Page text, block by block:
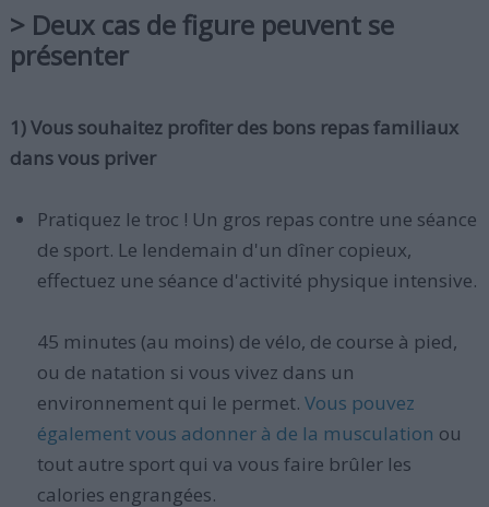
> Deux cas de figure peuvent se
présenter
1) Vous souhaitez profiter des bons repas familiaux
dans vous priver
Pratiquez le troc ! Un gros repas contre une séance
de sport. Le lendemain d'un dîner copieux,
effectuez une séance d'activité physique intensive.
45 minutes (au moins) de vélo, de course à pied,
ou de natation si vous vivez dans un
environnement qui le permet. Vous pouvez
également vous adonner à de la musculation ou
tout autre sport qui va vous faire brûler les
calories engrangées.